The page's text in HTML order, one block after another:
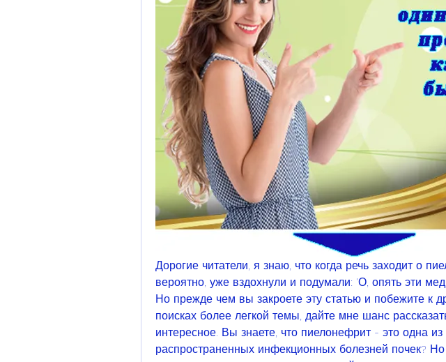
Дорогие читатели, я знаю, что когда речь заходит о
вероятно, уже вздохнули и подумали: 'О, опять эти
Но прежде чем вы закроете эту статью и побежите к
поисках более легкой темы, дайте мне шанс
интересное. Вы знаете, что пиелонефрит - это одна
распространенных инфекционных болезней почек?